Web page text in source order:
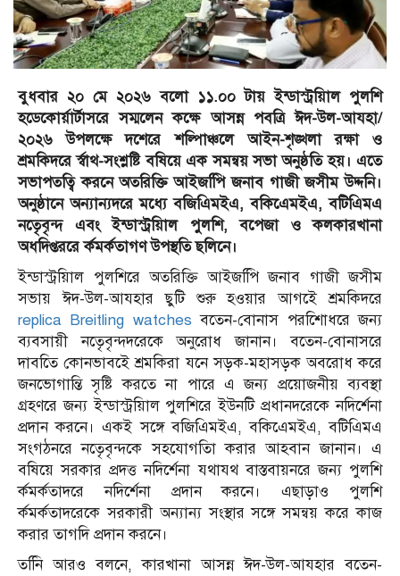
বুধবার ২০ মে ২০২৬ বলো ১১.০০ টায় ইন্ডাস্ট্রয়িাল পুলশি
হডেকোর্য়ার্টাসরে সম্মলেন কক্ষে আসন্ন পবত্রি ঈদ-উল-আযহা/
২০২৬ উপলক্ষে দশেরে শল্পিাঞ্চলে আইন-শৃঙ্খলা রক্ষা ও
শ্রমকিদরে র্স্বাথ-সংশ্লষ্টি বষিয়ে এক সমন্বয় সভা অনুষ্ঠতি হয়। এতে
সভাপতত্বি করনে অতরিক্তি আইজপিি জনাব গাজী জসীম উদ্দনি।
অনুষ্ঠানে অন্যান্যদরে মধ্যে বজিএিমইএ, বকিএেমইএ, বটিএিমএ
নতেৃবৃন্দ এবং ইন্ডাস্ট্রয়িাল পুলশি, বপেজা ও কলকারখানা
অধদিপ্তররে র্কমর্কতাগণ উপস্থতি ছলিনে।
ইন্ডাস্ট্রয়িাল পুলশিরে অতরিক্তি আইজপিি জনাব গাজী জসীম
সভায় ঈদ-উল-আযহার ছুটি শুরু হওয়ার আগইে শ্রমকিদরে
replica Breitling watches বতেন-বোনাস পরশিোধরে জন্য
ব্যবসায়ী নতেৃবৃন্দদরেকে অনুরোধ জানান। বতেন-বোনাসরে
দাবতিে কোনভাবইে শ্রমকিরা যনে সড়ক-মহাসড়ক অবরোধ করে
জনভোগান্তি সৃষ্টি করতে না পারে এ জন্য প্রয়োজনীয় ব্যবস্থা
গ্রহণরে জন্য ইন্ডাস্ট্রয়িাল পুলশিরে ইউনটি প্রধানদরেকে নদির্শেনা
প্রদান করনে। একই সঙ্গে বজিএিমইএ, বকিএেমইএ, বটিএিমএ
সংগঠনরে নতেৃবৃন্দকে সহযোগতিা করার আহবান জানান। এ
বষিয়ে সরকার প্রদত্ত নদির্শেনা যথাযথ বাস্তবায়নরে জন্য পুলশি
র্কমর্কতাদরে নদির্শেনা প্রদান করনে। এছাড়াও পুলশি
র্কমর্কতাদরেকে সরকারী অন্যান্য সংস্থার সঙ্গে সমন্বয় করে কাজ
করার তাগদি প্রদান করনে।
তনিি আরও বলনে, কারখানা আসন্ন ঈদ-উল-আযহার বতেন-